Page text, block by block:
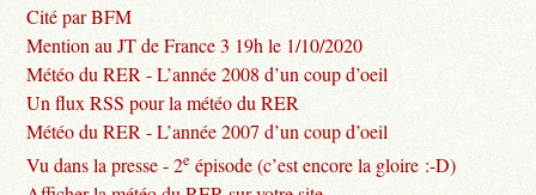
Cité par BFM
Mention au JT de France 3 19h le 1/10/2020
Météo du RER - L’année 2008 d’un coup d’oeil
Un flux RSS pour la météo du RER
Météo du RER - L’année 2007 d’un coup d’oeil
Vu dans la presse - 2e épisode (c’est encore la gloire :-D)